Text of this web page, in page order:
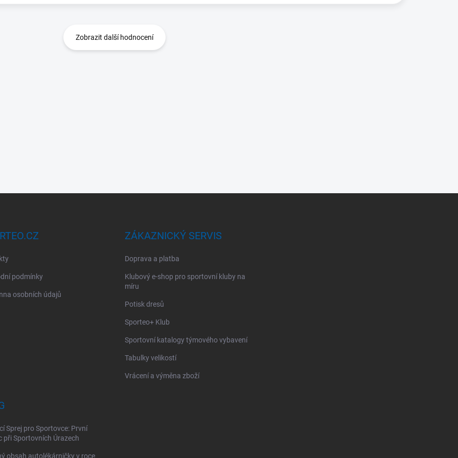
Zobrazit další hodnocení
podmínky
osobních údajů
ZÁKAZNICKÝ SERVIS
Doprava a platba
Klubový e-shop pro sportovní kluby na
míru
Potisk dresů
Sporteo+ Klub
Sportovní katalogy týmového vybavení
Tabulky velikostí
Vrácení a výměna zboží
Sprej pro Sportovce: První
při Sportovních Úrazech
obsah autolékárničky v roce